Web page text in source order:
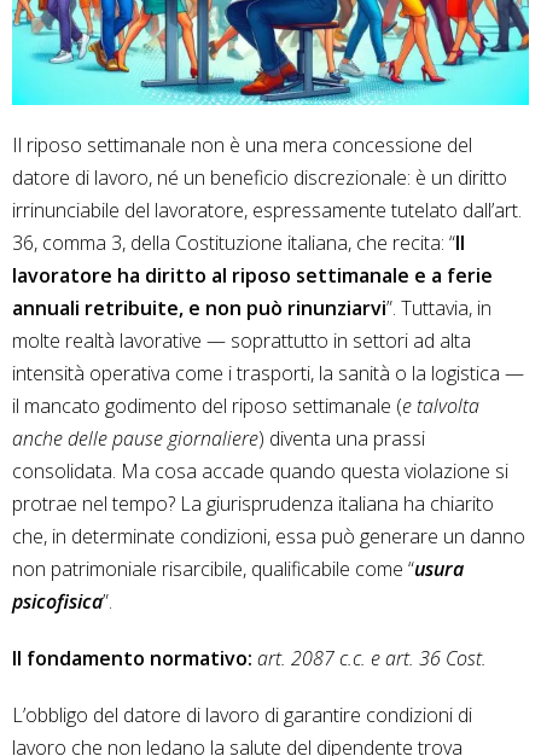
Il riposo settimanale non è una mera concessione del
datore di lavoro, né un beneficio discrezionale: è un diritto
irrinunciabile del lavoratore, espressamente tutelato dall’art.
36, comma 3, della Costituzione italiana, che recita: “Il
lavoratore ha diritto al riposo settimanale e a ferie
annuali retribuite, e non può rinunziarvi”. Tuttavia, in
molte realtà lavorative — soprattutto in settori ad alta
intensità operativa come i trasporti, la sanità o la logistica —
il mancato godimento del riposo settimanale (e talvolta
anche delle pause giornaliere) diventa una prassi
consolidata. Ma cosa accade quando questa violazione si
protrae nel tempo? La giurisprudenza italiana ha chiarito
che, in determinate condizioni, essa può generare un danno
non patrimoniale risarcibile, qualificabile come “usura
psicofisica”.
Il fondamento normativo: art. 2087 c.c. e art. 36 Cost.
L’obbligo del datore di lavoro di garantire condizioni di
lavoro che non ledano la salute del dipendente trova